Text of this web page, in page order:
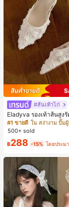
#ส้นเท้าไก่
Eladyva รองเท้าส้นสูง
กไม้ประดับตาข่ายเสริม
มได้สองแบบ ส้นสูง 7 ซ
#1 ขายดี ใน สง่างาม ปั๊ม
500+ sold
฿288 -15% โดยประม